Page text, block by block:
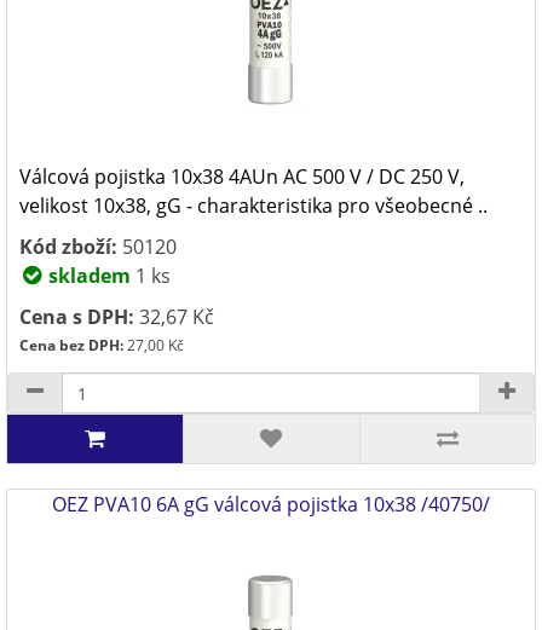
Válcová pojistka 10x38 4AUn AC 500 V / DC 250 V,
velikost 10x38, gG - charakteristika pro všeobecné ..
Kód zboží: 50120
skladem 1 ks
Cena s DPH: 32,67 Kč
Cena bez DPH:27,00 Kč
OEZ PVA10 6A gG válcová pojistka 10x38 /40750/